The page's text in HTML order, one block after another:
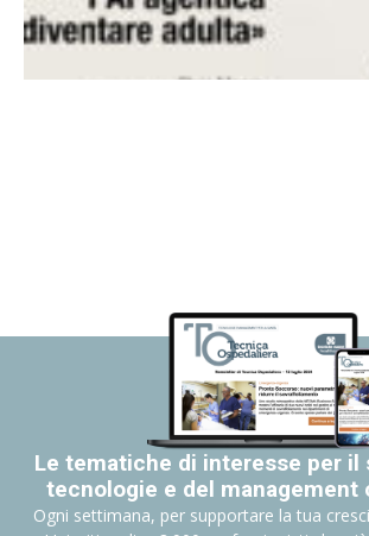
Le tematiche di interesse per il
tecnologie e del management
Ogni settimana, per supportare la tua